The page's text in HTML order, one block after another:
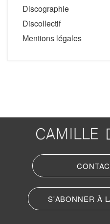
Discographie
Discollectif
Mentions légales
S'ABONNER À